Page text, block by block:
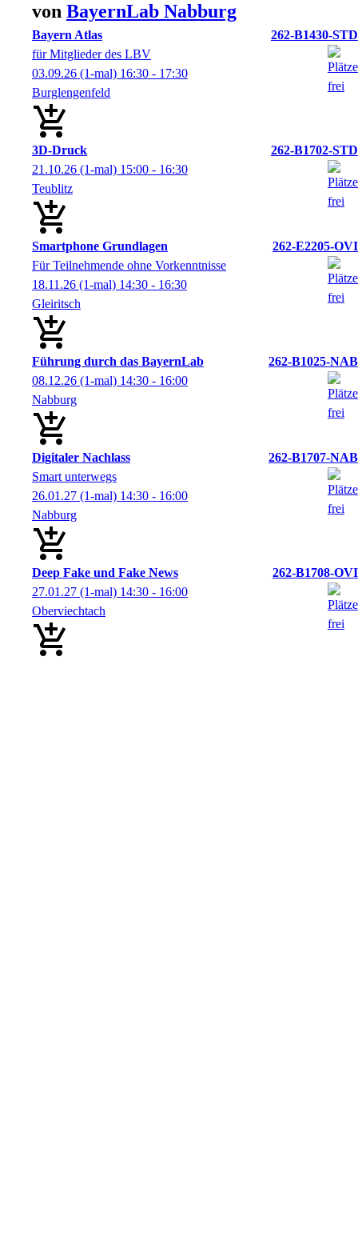
von BayernLab Nabburg
Bayern Atlas
262-B1430-STD
für Mitglieder des LBV
03.09.26 (1-mal) 16:30 - 17:30
Burglengenfeld
3D-Druck
262-B1702-STD
21.10.26 (1-mal) 15:00 - 16:30
Teublitz
Smartphone Grundlagen
262-E2205-OVI
Für Teilnehmende ohne Vorkenntnisse
18.11.26 (1-mal) 14:30 - 16:30
Gleiritsch
Führung durch das BayernLab
262-B1025-NAB
08.12.26 (1-mal) 14:30 - 16:00
Nabburg
Digitaler Nachlass
262-B1707-NAB
Smart unterwegs
26.01.27 (1-mal) 14:30 - 16:00
Nabburg
Deep Fake und Fake News
262-B1708-OVI
27.01.27 (1-mal) 14:30 - 16:00
Oberviechtach